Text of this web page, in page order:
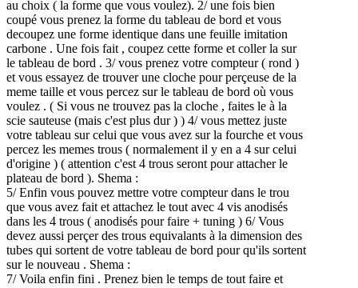
au choix ( la forme que vous voulez). 2/ une fois bien
coupé vous prenez la forme du tableau de bord et vous
decoupez une forme identique dans une feuille imitation
carbone . Une fois fait , coupez cette forme et coller la sur
le tableau de bord . 3/ vous prenez votre compteur ( rond )
et vous essayez de trouver une cloche pour perçeuse de la
meme taille et vous percez sur le tableau de bord où vous
voulez . ( Si vous ne trouvez pas la cloche , faites le à la
scie sauteuse (mais c'est plus dur ) ) 4/ vous mettez juste
votre tableau sur celui que vous avez sur la fourche et vous
percez les memes trous ( normalement il y en a 4 sur celui
d'origine ) ( attention c'est 4 trous seront pour attacher le
plateau de bord ). Shema :
5/ Enfin vous pouvez mettre votre compteur dans le trou
que vous avez fait et attachez le tout avec 4 vis anodisés
dans les 4 trous ( anodisés pour faire + tuning ) 6/ Vous
devez aussi perçer des trous equivalants à la dimension des
tubes qui sortent de votre tableau de bord pour qu'ils sortent
sur le nouveau . Shema :
7/ Voila enfin fini . Prenez bien le temps de tout faire et